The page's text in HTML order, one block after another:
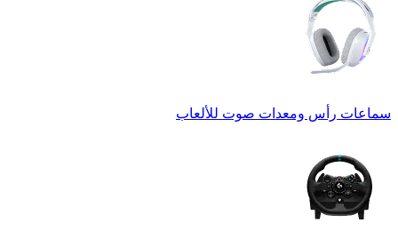
سماعات رأس ومعدات صوت للألعاب